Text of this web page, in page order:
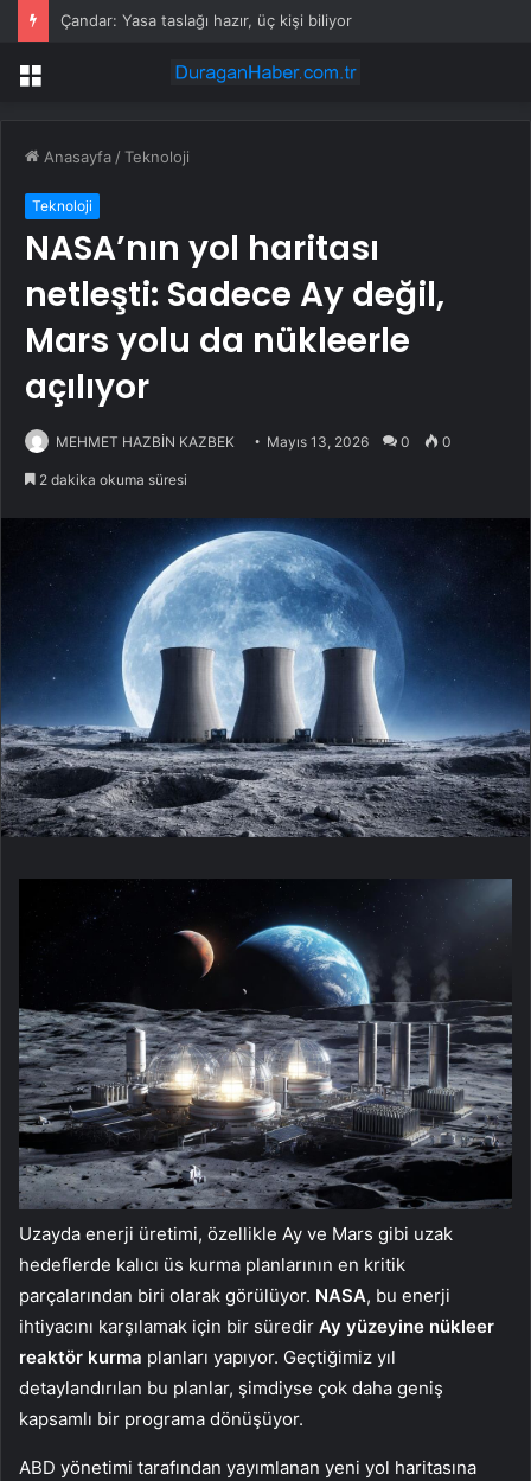
Çandar: Yasa taslağı hazır, üç kişi biliyor
Menü
Anasayfa /Teknoloji
Teknoloji
NASA’nın yol haritası
netleşti: Sadece Ay değil,
Mars yolu da nükleerle
açılıyor
MEHMET HAZBİN KAZBEK Mayıs 13, 2026 0 0
2 dakika okuma süresi
Uzayda enerji üretimi, özellikle Ay ve Mars gibi uzak
hedeflerde kalıcı üs kurma planlarının en kritik
parçalarından biri olarak görülüyor. NASA, bu enerji
ihtiyacını karşılamak için bir süredir Ay yüzeyine nükleer
reaktör kurma planları yapıyor. Geçtiğimiz yıl
detaylandırılan bu planlar, şimdiyse çok daha geniş
kapsamlı bir programa dönüşüyor.
ABD yönetimi tarafından yayımlanan yeni yol haritasına